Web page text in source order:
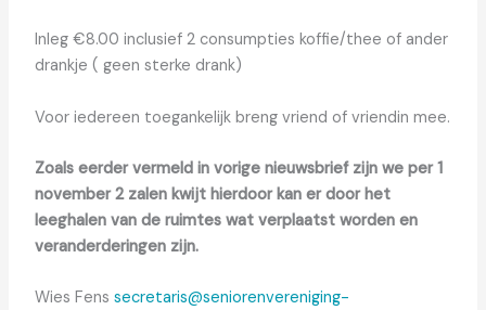
Inleg €8.00 inclusief 2 consumpties koffie/thee of ander
drankje ( geen sterke drank)
Voor iedereen toegankelijk breng vriend of vriendin mee.
Zoals eerder vermeld in vorige nieuwsbrief zijn we per 1
november 2 zalen kwijt hierdoor kan er door het
leeghalen van de ruimtes wat verplaatst worden en
veranderderingen zijn.
Wies Fens secretaris@seniorenvereniging-